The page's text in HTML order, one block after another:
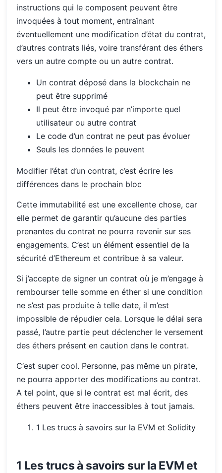
instructions qui le composent peuvent être
invoquées à tout moment, entraînant
éventuellement une modification d’état du contrat,
d’autres contrats liés, voire transférant des éthers
vers un autre compte ou un autre contrat.
Un contrat déposé dans la blockchain ne
peut être supprimé
Il peut être invoqué par n’importe quel
utilisateur ou autre contrat
Le code d’un contrat ne peut pas évoluer
Seuls les données le peuvent
Modifier l’état d’un contrat, c’est écrire les
différences dans le prochain bloc
Cette immutabilité est une excellente chose, car
elle permet de garantir qu’aucune des parties
prenantes du contrat ne pourra revenir sur ses
engagements. C’est un élément essentiel de la
sécurité d’Ethereum et contribue à sa valeur.
Si j’accepte de signer un contrat où je m’engage à
rembourser telle somme en éther si une condition
ne s’est pas produite à telle date, il m’est
impossible de répudier cela. Lorsque le délai sera
passé, l’autre partie peut déclencher le versement
des éthers présent en caution dans le contrat.
C‘est super cool. Personne, pas même un pirate,
ne pourra apporter des modifications au contrat.
A tel point, que si le contrat est mal écrit, des
éthers peuvent être inaccessibles à tout jamais.
1 Les trucs à savoirs sur la EVM et Solidity
1 Les trucs à savoirs sur la EVM et